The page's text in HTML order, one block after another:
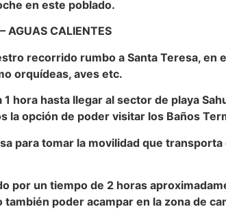
en este poblado.
AGUAS CALIENTES
recorrido rumbo a Santa Teresa,
orquídeas, aves etc.
hora hasta llegar al sector de playa
la opción de poder visitar los Baños
para tomar la movilidad que
por un tiempo de 2 horas
poder acampar en la zona de